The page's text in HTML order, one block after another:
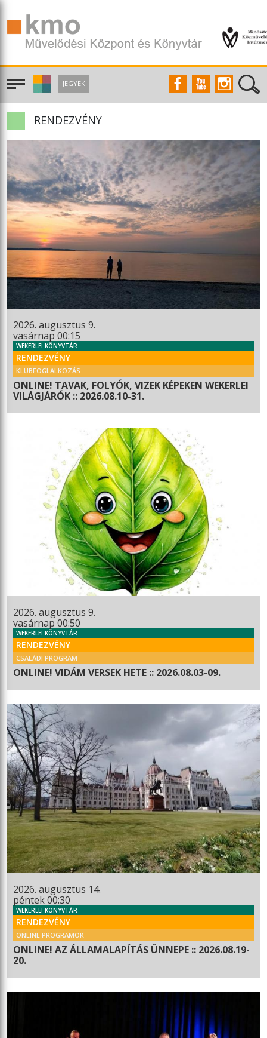
JEGYEK
RENDEZVÉNY
2026. augusztus 9.
vasárnap 00:15
WEKERLEI KÖNYVTÁR
RENDEZVÉNY
KLUBFOGLALKOZÁS
ONLINE! TAVAK, FOLYÓK, VIZEK KÉPEKEN WEKERLEI
VILÁGJÁRÓK :: 2026.08.10-31.
2026. augusztus 9.
vasárnap 00:50
WEKERLEI KÖNYVTÁR
RENDEZVÉNY
CSALÁDI PROGRAM
ONLINE! VIDÁM VERSEK HETE :: 2026.08.03-09.
2026. augusztus 14.
péntek 00:30
WEKERLEI KÖNYVTÁR
RENDEZVÉNY
ONLINE PROGRAMOK
ONLINE! AZ ÁLLAMALAPÍTÁS ÜNNEPE :: 2026.08.19-
20.